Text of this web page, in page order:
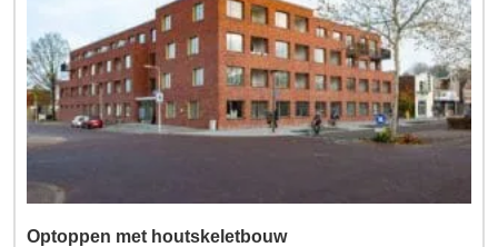
Optoppen met houtskeletbouw